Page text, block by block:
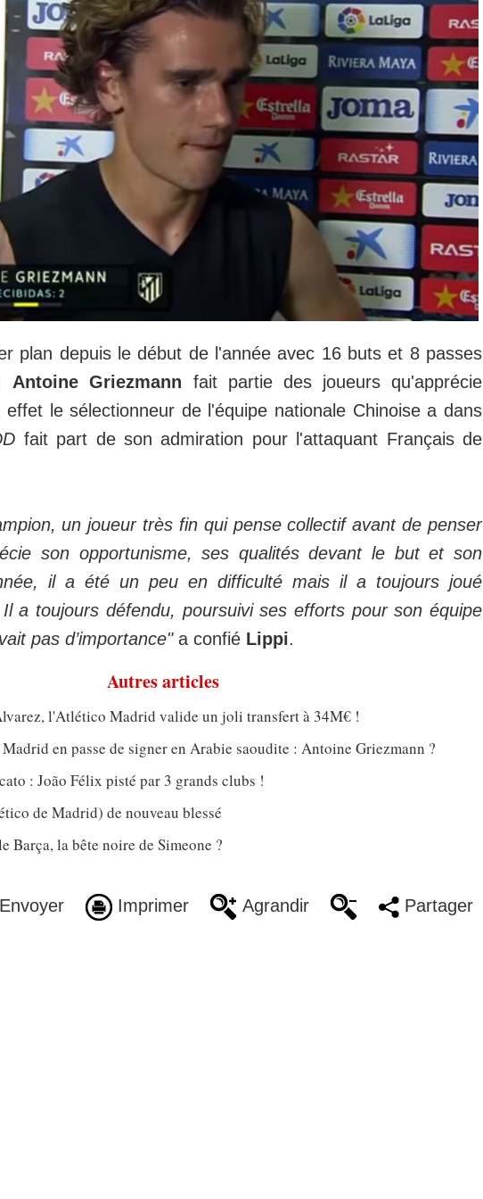
plan depuis le début de l'année avec 16 buts et 8 passes
Antoine Griezmann fait partie des joueurs qu'apprécie
effet le sélectionneur de l'équipe nationale Chinoise a dans
fait part de son admiration pour l'attaquant Français de
un joueur très fin qui pense collectif avant de penser
son opportunisme, ses qualités devant le but et son
il a été un peu en difficulté mais il a toujours joué
a toujours défendu, poursuivi ses efforts pour son équipe
pas d’importance"a confié Lippi.
Autres articles
l'Atlético Madrid valide un joli transfert à 34M€ !
en passe de signer en Arabie saoudite : Antoine Griezmann ?
: João Félix pisté par 3 grands clubs !
de Madrid) de nouveau blessé
Barça, la bête noire de Simeone ?
Imprimer Agrandir Partager